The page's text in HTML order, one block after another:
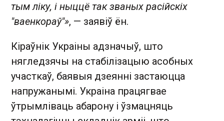
тым ліку, і ныццё так званых расійскіх
"ваенкораў"», — заявіў ён.
Кіраўнік Украіны адзначыў, што
нягледзячы на стабілізацыю асобных
участкаў, баявыя дзеянні застаюцца
напружанымі. Украіна працягвае
ўтрымліваць абарону і ўзмацняць